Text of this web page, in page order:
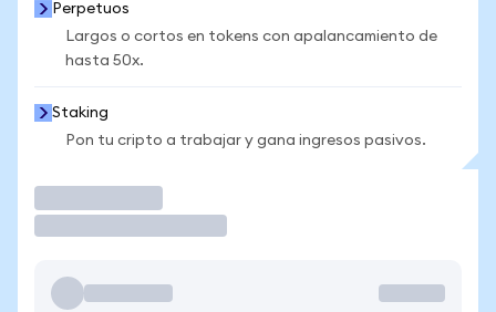
Perpetuos
Largos o cortos en tokens con apalancamiento de
hasta 50x.
Staking
Pon tu cripto a trabajar y gana ingresos pasivos.